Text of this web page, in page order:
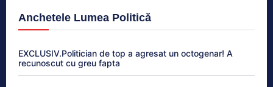
Anchetele Lumea Politică
EXCLUSIV.Politician de top a agresat un octogenar! A
recunoscut cu greu fapta